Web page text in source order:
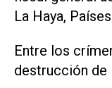
La Haya,
Entre los
destrucción de